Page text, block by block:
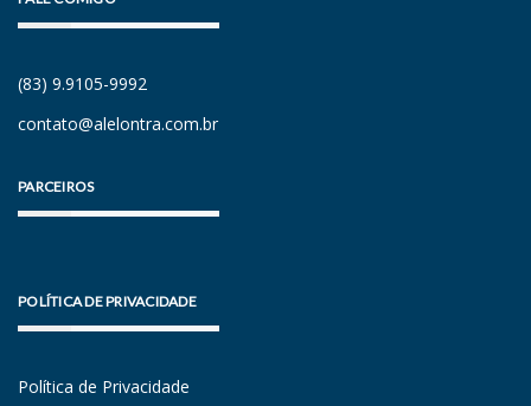
(83) 9.9105-9992
contato@alelontra.com.br
PARCEIROS
POLÍTICA DE PRIVACIDADE
Política de Privacidade